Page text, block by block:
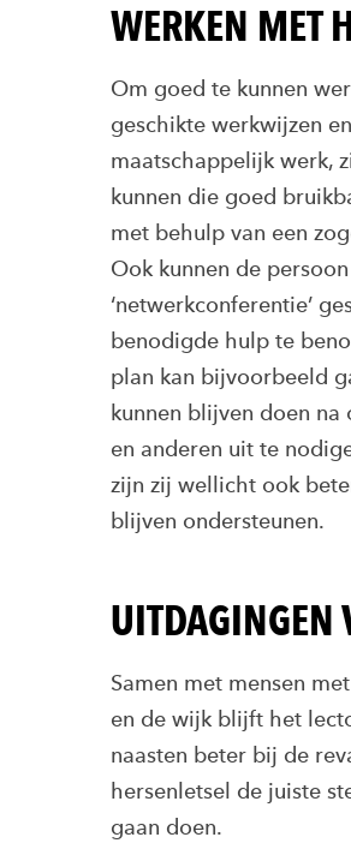
WERKEN MET
Om goed te kunnen
geschikte werkwijzen
maatschappelijk werk,
kunnen die goed
met behulp van een
Ook kunnen de
‘netwerkconferentie’
benodigde hulp te
plan kan bijvoorbeeld
kunnen blijven doen
en anderen uit te
zijn zij wellicht ook
blijven ondersteunen.
UITDAGINGEN
Samen met mensen
en de wijk blijft het
naasten beter bij de
hersenletsel de juiste
gaan doen.